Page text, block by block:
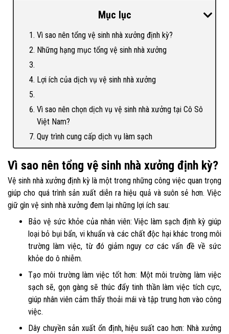
Mục lục
Vì sao nên tổng vệ sinh nhà xưởng định kỳ?
Những hạng mục tổng vệ sinh nhà xưởng
Lợi ích của dịch vụ vệ sinh nhà xưởng
Vì sao nên chọn dịch vụ vệ sinh nhà xưởng tại Cô Sô
Việt Nam?
Quy trình cung cấp dịch vụ làm sạch
Vì sao nên tổng vệ sinh nhà xưởng định kỳ?
Vệ sinh nhà xưởng định kỳ là một trong những công việc quan trọng
giúp cho quá trình sản xuất diễn ra hiệu quả và suôn sẻ hơn. Việc
giữ gìn vệ sinh nhà xưởng đem lại những lợi ích sau:
Bảo vệ sức khỏe của nhân viên: Việc làm sạch định kỳ giúp
loại bỏ bụi bẩn, vi khuẩn và các chất độc hại khác trong môi
trường làm việc, từ đó giảm nguy cơ các vấn đề về sức
khỏe do ô nhiễm.
Tạo môi trường làm việc tốt hơn: Một môi trường làm việc
sạch sẽ, gọn gàng sẽ thúc đẩy tinh thần làm việc tích cực,
giúp nhân viên cảm thấy thoải mái và tập trung hơn vào công
việc.
Dây chuyền sản xuất ổn định, hiệu suất cao hơn: Nhà xưởng